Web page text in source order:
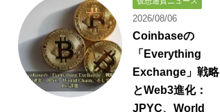
2026/08/06
Coinbaseの
「Everything
Exchange」戦略
とWeb3進化：
JPYC、World